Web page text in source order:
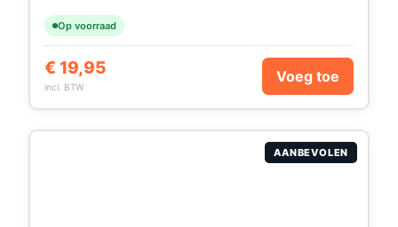
Op voorraad
€ 19,95
incl. BTW
Voeg toe
AANBEVOLEN